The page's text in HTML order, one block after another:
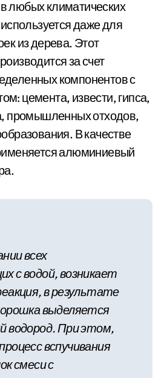
любых климатических
даже для
из дерева. Этот
за счет
компонентов с
цемента, извести, гипса,
промышленных отходов,
В качестве
алюминиевый
всех
с водой, возникает
в результате
выделяется
водород. При этом,
вспучивания
смеси с